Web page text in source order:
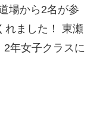
場から2名が参
れました！ 東瀬
2年女子クラスに